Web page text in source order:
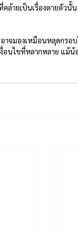
คล้ายเป็นเรื่องตายตัว
าจมองเหมือนหลุดกรอ
นไขที่หลากหลาย แม้น้